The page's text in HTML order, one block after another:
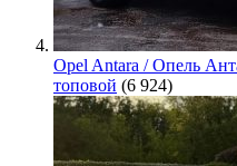
Opel Antara / Опель
топовой (6 924)